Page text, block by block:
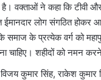
वक्ताओं ने कहा कि टीवी और
लोग संगठित होकर
समाज के प्रत्येक वर्ग को
चाहिए। शहीदों को नमन
कुमार सिंह, राकेश कुमार